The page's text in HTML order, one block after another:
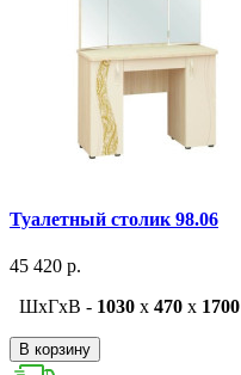
Туалетный столик 98.06
45 420 р.
ШxГxВ - 1030 x 470 x 1700
В корзину